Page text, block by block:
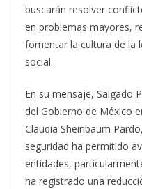
buscarán resolver
en problemas mayores,
fomentar la cultura de la
social.
En su mensaje, Salgado
del Gobierno de México
Claudia Sheinbaum
seguridad ha permitido
entidades,
ha registrado una